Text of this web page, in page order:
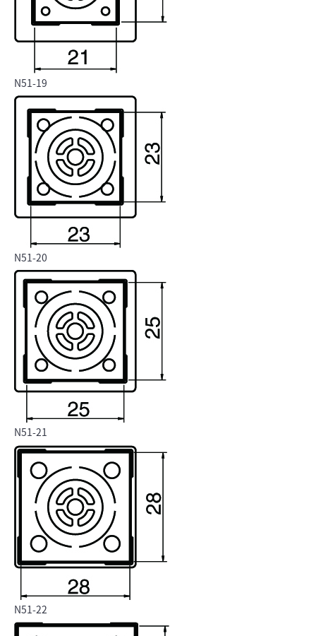
N51-19
N51-20
N51-21
N51-22